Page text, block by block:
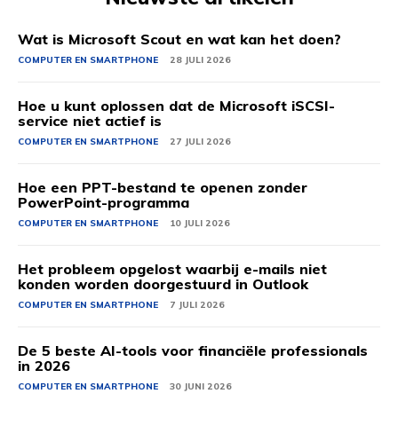
Wat is Microsoft Scout en wat kan het doen?
COMPUTER EN SMARTPHONE 28 JULI 2026
Hoe u kunt oplossen dat de Microsoft iSCSI-
service niet actief is
COMPUTER EN SMARTPHONE 27 JULI 2026
Hoe een PPT-bestand te openen zonder
PowerPoint-programma
COMPUTER EN SMARTPHONE 10 JULI 2026
Het probleem opgelost waarbij e-mails niet
konden worden doorgestuurd in Outlook
COMPUTER EN SMARTPHONE 7 JULI 2026
De 5 beste AI-tools voor financiële professionals
in 2026
COMPUTER EN SMARTPHONE 30 JUNI 2026